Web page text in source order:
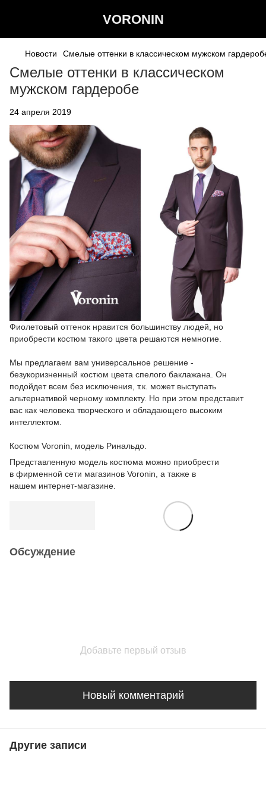
VORONIN
Новости Смелые оттенки в классическом мужском
Смелые оттенки в классическом
мужском гардеробе
24 апреля 2019
Фиолетовый оттенок нравится большинству людей, но
приобрести костюм такого цвета решаются немногие.
Мы предлагаем вам универсальное решение -
безукоризненный костюм цвета спелого баклажана. Он
подойдет всем без исключения, т.к. может выступать
альтернативой черному комплекту. Но при этом представит
вас как человека творческого и обладающего высоким
интеллектом.
Костюм Voronin, модель Ринальдо.
Представленную модель костюма можно приобрести
в фирменной сети магазинов Voronin, а также в
нашем интернет-магазине.
Обсуждение
Добавьте первый отзыв
Новый комментарий
Другие записи